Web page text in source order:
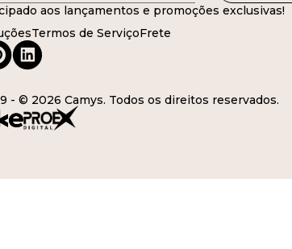
aos lançamentos e promoções exclusivas!
Termos de ServiçoFrete
- © 2026 Camys. Todos os direitos reservados.